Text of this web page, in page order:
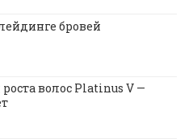
бровей
волос Platinus V —